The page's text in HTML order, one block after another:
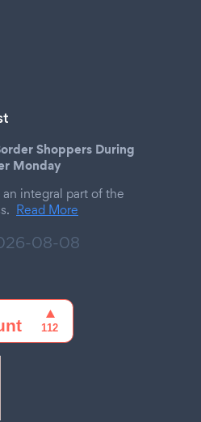
Shoppers During
Monday
integral part of the
Read More
08-08